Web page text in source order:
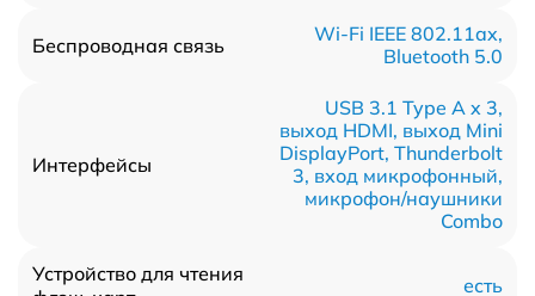
Беспроводная связь
Wi-Fi IEEE 802.11ax,
Bluetooth 5.0
Интерфейсы
USB 3.1 Type A x 3,
выход HDMI, выход Mini
DisplayPort, Thunderbolt
3, вход микрофонный,
микрофон/наушники
Combo
Устройство для чтения
есть